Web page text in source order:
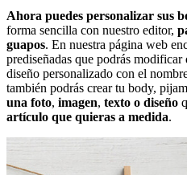
Ahora puedes personalizar sus
forma sencilla con nuestro editor,
guapos. En nuestra página web
prediseñadas que podrás
diseño personalizado con el
también podrás crear tu body,
una foto, imagen, texto o diseño
artículo que quieras a medida.